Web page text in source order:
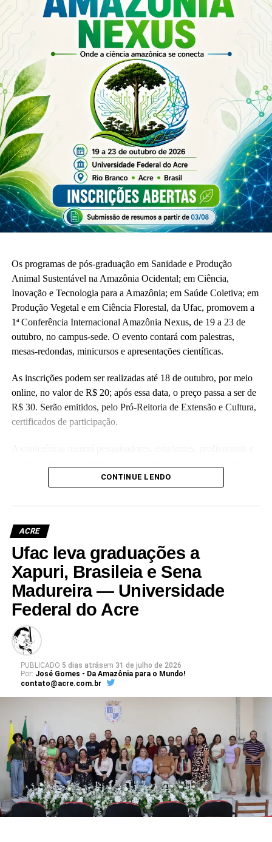
Leia Mais: UFAC
Os programas de pós-graduação em Sanidade e Produção
Animal Sustentável na Amazônia Ocidental; em Ciência,
Inovação e Tecnologia para a Amazônia; em Saúde Coletiva; em
Produção Vegetal e em Ciência Florestal, da Ufac, promovem a
1ª Conferência Internacional Amazônia Nexus, de 19 a 23 de
outubro, no campus-sede. O evento contará com palestras,
mesas-redondas, minicursos e apresentações científicas.
As inscrições podem ser realizadas até 18 de outubro, por meio
online, no valor de R$ 20; após essa data, o preço passa a ser de
R$ 30. Serão emitidos, pelo Pró-Reitoria de Extensão e Cultura,
certificados de participação.
troca de conhecimentos e discussão dos principais desafios
abordando temas como biodiversidade, saúde, mudanças
naturais.
Para se inscrever e consultar a programação,acesse o site do
evento.
Leia Mais: UFAC
CONTINUE LENDO
ACRE
Ufac leva graduações a
Xapuri, Brasileia e Sena
Madureira — Universidade
Federal do Acre
PUBLICADO 5 dias atrásem 31 de julho de 2026
Por: José Gomes - Da Amazônia para o Mundo!
contato@acre.com.br